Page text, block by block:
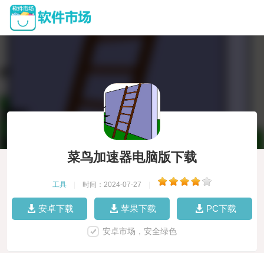
菜鸟加速器电脑版下载
工具 时间：2024-07-27
安卓下载 苹果下载 PC下载
安卓市场，安全绿色